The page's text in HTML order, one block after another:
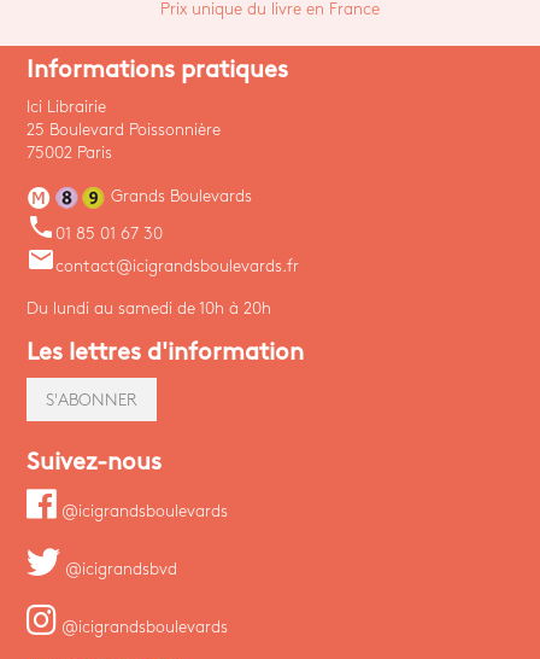
Prix unique du livre en France
Informations pratiques
Ici Librairie
25 Boulevard Poissonnière
75002 Paris
Grands Boulevards
phone 01 85 01 67 30
emailcontact@icigrandsboulevards.fr
Du lundi au samedi de 10h à 20h
Les lettres d'information
S'ABONNER
Suivez-nous
@icigrandsboulevards
@icigrandsbvd
@icigrandsboulevards